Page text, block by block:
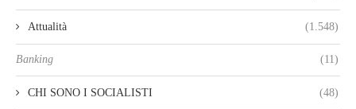
Attualità (1.548)
Banking (11)
CHI SONO I SOCIALISTI (48)